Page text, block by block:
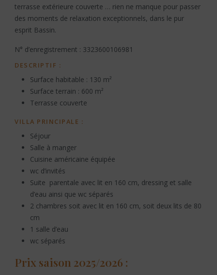
terrasse extérieure couverte … rien ne manque pour passer
des moments de relaxation exceptionnels, dans le pur
esprit Bassin.
N° d’enregistrement : 3323600106981
DESCRIPTIF :
Surface habitable : 130 m²
Surface terrain : 600 m²
Terrasse couverte
VILLA PRINCIPALE :
Séjour
Salle à manger
Cuisine américaine équipée
wc d’invités
Suite parentale avec lit en 160 cm, dressing et salle
d’eau ainsi que wc séparés
2 chambres soit avec lit en 160 cm, soit deux lits de 80
cm
1 salle d’eau
wc séparés
Prix saison 2025/2026 :